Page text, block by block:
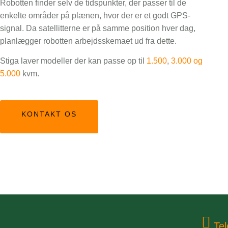
Robotten finder selv de tidspunkter, der passer til de
enkelte områder på plænen, hvor der er et godt GPS-
signal. Da satellitterne er på samme position hver dag,
planlægger robotten arbejdsskemaet ud fra dette.
Stiga laver modeller der kan passe op til 1.500, 3.000 og
5.000 kvm.
KONTAKT OS